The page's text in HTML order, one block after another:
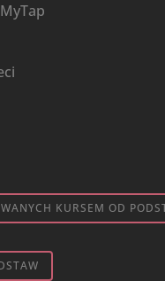
KURSEM OD